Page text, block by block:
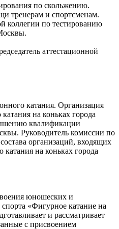
по скольжению.
тренерам и спортсменам.
коллегии по тестированию
аттестационной
катания. Организация
на коньках города
квалификации
Руководитель комиссии по
организаций, входящих
на коньках города
юношеских и
«Фигурное катание на
и рассматривает
с присвоением